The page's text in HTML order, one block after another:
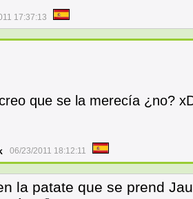
17:37:13
que se la merecía ¿no?
06/23/2011 18:12:11
la patate que se prend